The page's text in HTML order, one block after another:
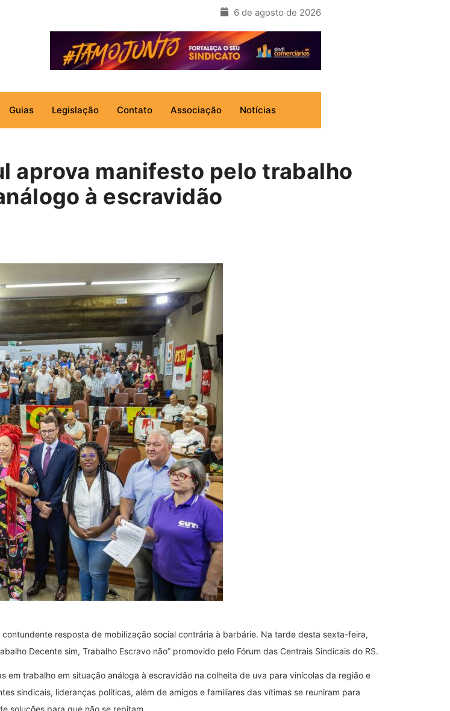
6 de agosto de 2026
Guias Legislação Contato Associação Notícias
aprova manifesto pelo trabalho
à escravidão
resposta de mobilização social contrária à barbárie. Na tarde desta sexta-feira,
Decente sim, Trabalho Escravo não” promovido pelo Fórum das Centrais Sindicais do RS.
trabalho em situação análoga à escravidão na colheita de uva para vinícolas da região e
sindicais, lideranças políticas, além de amigos e familiares das vítimas se reuniram para
soluções para que não se repitam.